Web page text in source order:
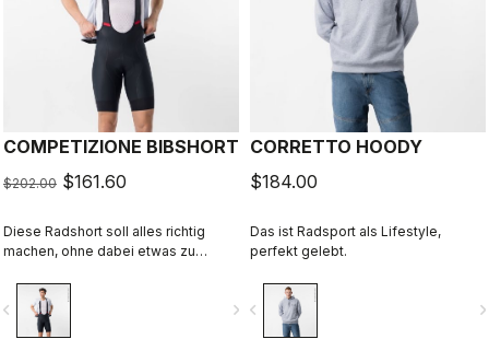
COMPETIZIONE BIBSHORT
$202.00 $161.60
Diese Radshort soll alles richtig
machen, ohne dabei etwas zu
Materialien, Top-Passform,
Flachnähte, KISS Air2-Sitzpolster
und Beingripper, die direkt von
navigate_next
CORRETTO HOODY
$184.00
Das ist Radsport als Lifestyle,
perfekt gelebt.
navigate_before